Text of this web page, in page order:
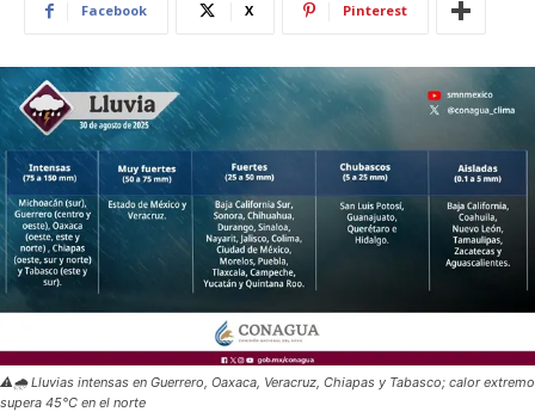
Facebook X Pinterest
⚠️🌧️ Lluvias intensas en Guerrero, Oaxaca, Veracruz, Chiapas y Tabasco; calor extremo
supera 45°C en el norte